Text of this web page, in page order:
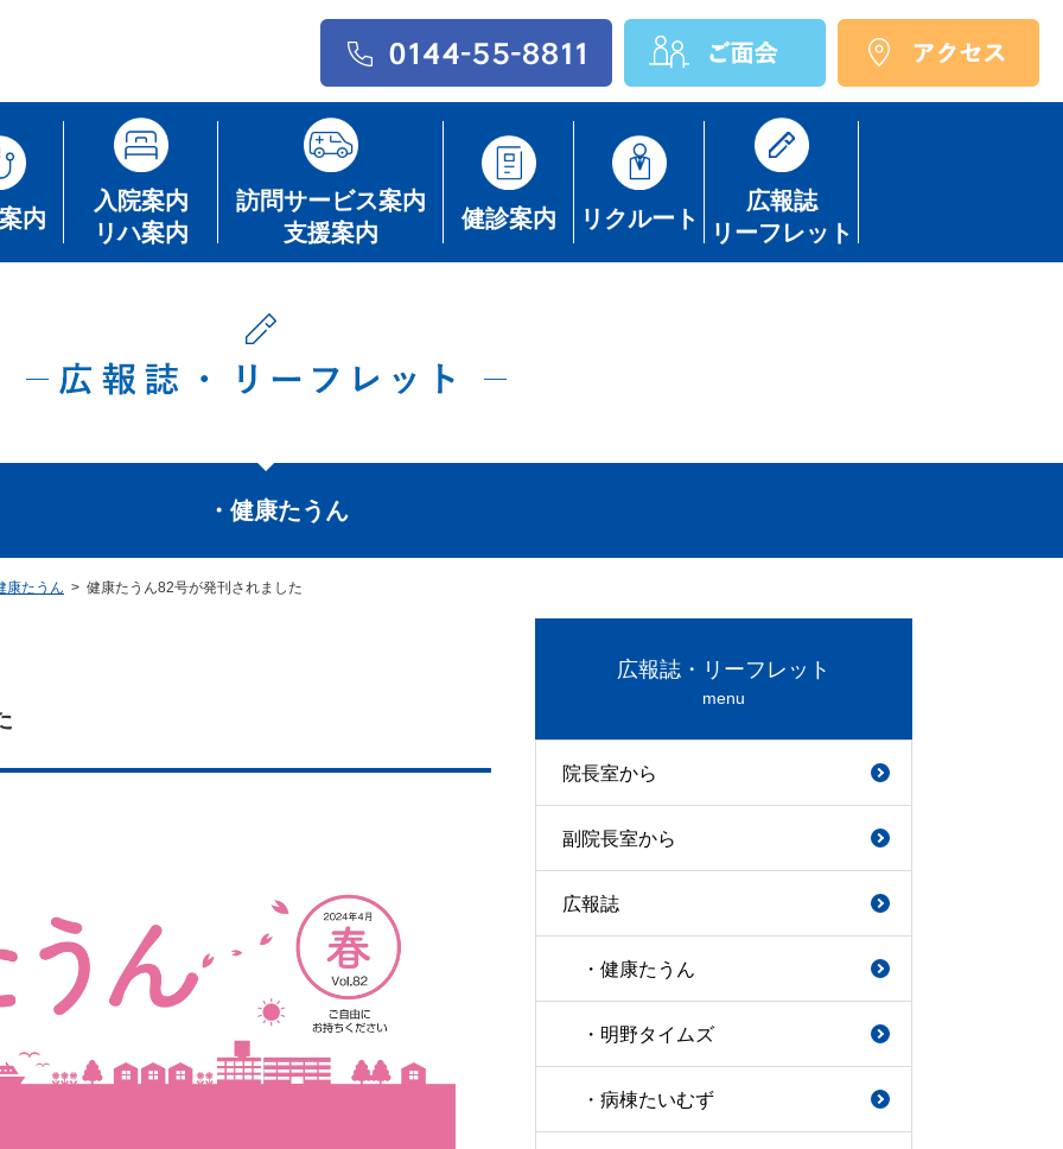
内
入院案内
リハ案内
訪問サービス案内
支援案内
健診案内 リクルート
広報誌
リーフレット
・健康たうん
たうん 健康たうん82号が発刊されました
広報誌・リーフレット
menu
院長室から
副院長室から
広報誌
・健康たうん
・明野タイムズ
・病棟たいむず